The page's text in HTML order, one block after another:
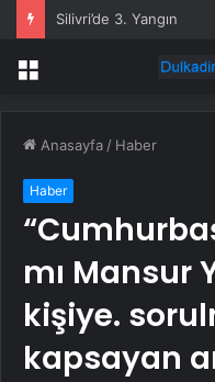
Silivri’de 3. Yangın
Menü
Anasayfa / Haber
Haber
mı Mansur
kişiye.
kapsayan